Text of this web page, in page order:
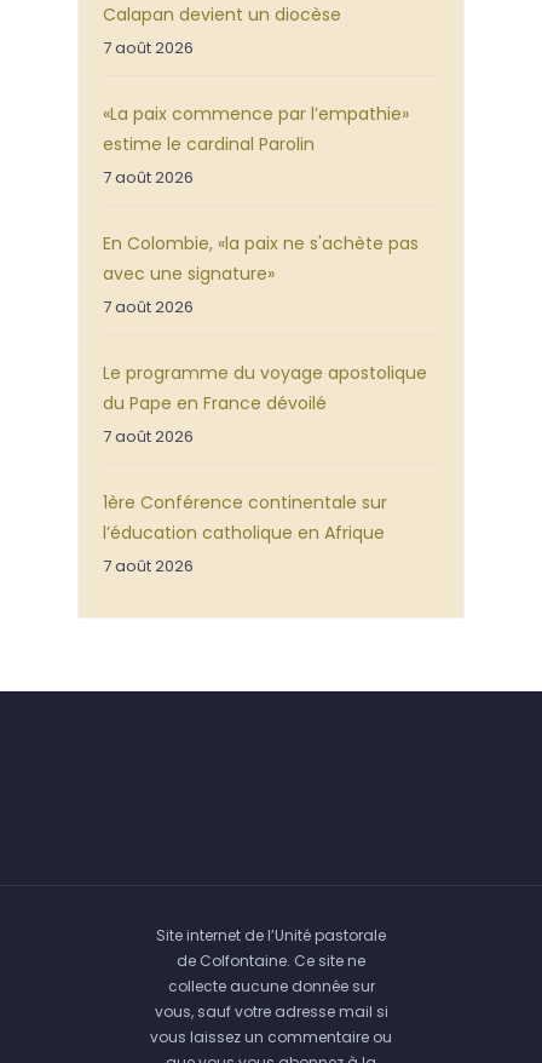
Calapan devient un diocèse
7 août 2026
«La paix commence par l’empathie»
estime le cardinal Parolin
7 août 2026
En Colombie, «la paix ne s'achète pas
avec une signature»
7 août 2026
Le programme du voyage apostolique
du Pape en France dévoilé
7 août 2026
1ère Conférence continentale sur
l’éducation catholique en Afrique
7 août 2026
Site internet de l’Unité pastorale
de Colfontaine. Ce site ne
collecte aucune donnée sur
vous, sauf votre adresse mail si
vous laissez un commentaire ou